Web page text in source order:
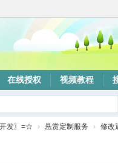
在线授权 视频教程
发〗=☆ › 悬赏定制服务 › 修改